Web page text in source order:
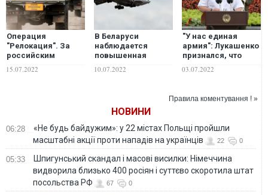
Операция
"Релокация". За
российским
солдаты
15.07.2022
В Беларуси
наблюдается
повышенная
российских
10.07.2022
"У нас единая
армия": Лукашенко
признался, что
поддерживает
03.07.2022
Правила коментування ! »
НОВИНИ
06:28
«Не будь байдужим»: у 22 містах Польщі пройшли
масштабні акції проти нападів на українців
22 0
05:33
Шпигунський скандал і масові висилки: Німеччина
видворила близько 400 росіян і суттєво скоротила штат
посольства РФ
67 0